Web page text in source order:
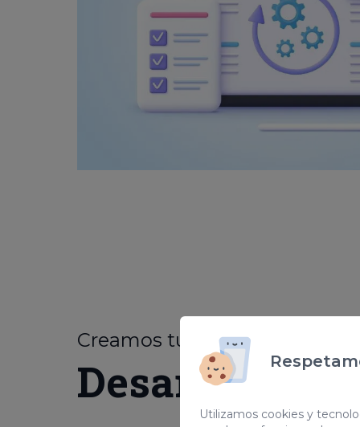
Utilizamos cookies y
Creamos tu web
Desarrollo